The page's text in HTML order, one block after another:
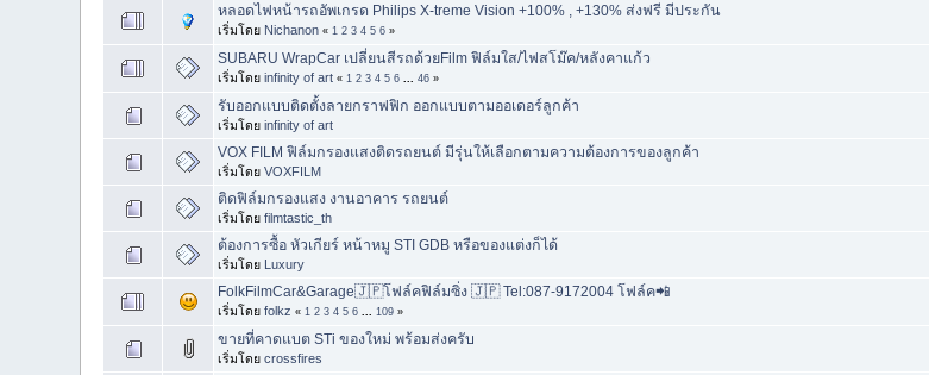
หลอดไฟหน้ารถอัพเกรด Philips X-treme Vision +100% , +130% ส่งฟรี มีประกัน
เริ่มโดย Nichanon « 1 2 3 4 5 6 »
SUBARU WrapCar เปลี่ยนสีรถด้วยFilm ฟิล์มใส/ไฟสโม๊ค/หลังคาแก้ว
เริ่มโดยinfinity of art « 1 2 3 4 5 6 ...46 »
รับออกแบบติดตั้งลายกราฟฟิก ออกแบบตามออเดอร์ลูกค้า
เริ่มโดยinfinity of art
VOX FILM ฟิล์มกรองแสงติดรถยนต์ มีรุ่นให้เลือกตามความต้องการของลูกค้า
เริ่มโดยVOXFILM
ติดฟิล์มกรองแสง งานอาคาร รถยนต์
เริ่มโดยfilmtastic_th
ต้องการซื้อ หัวเกียร์ หน้าหมู STI GDB หรือของแต่งก็ได้
เริ่มโดย Luxury
FolkFilmCar&Garage🇯🇵โฟล์คฟิล์มซิ่ง 🇯🇵 Tel:087-9172004 โฟล์ค📲
เริ่มโดยfolkz « 1 2 3 4 5 6 109 »
ขายที่คาดแบต STi ของใหม่ พร้อมส่งครับ
เริ่มโดยcrossfires